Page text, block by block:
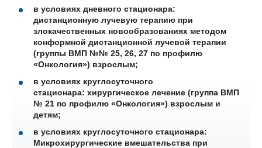
в условиях дневного стационара:
дистанционную лучевую терапию при
злокачественных новообразованиях методом
конформной дистанционной лучевой терапии
(группы ВМП №№ 25, 26, 27 по профилю
«Онкология») взрослым;
в условиях круглосуточного
стационара: хирургическое лечение (группа ВМП
№ 21 по профилю «Онкология») взрослым и
детям;
в условиях круглосуточного стационара:
Микрохирургические вмешательства при